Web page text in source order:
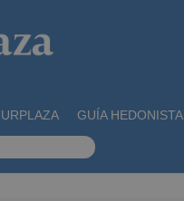
GUÍA HEDONISTA